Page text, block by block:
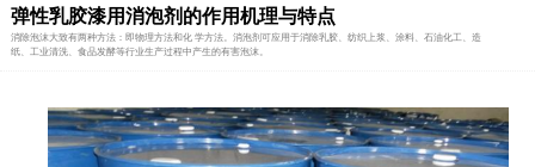
弹性乳胶漆用消泡剂的作用机理与特点
消除泡沫大致有两种方法：即物理方法和化 学方法。消泡剂可应用于消除乳胶、纺织上浆、涂料、石油化工、造
纸、工业清洗、食品发酵等行业生产过程中产生的有害泡沫。